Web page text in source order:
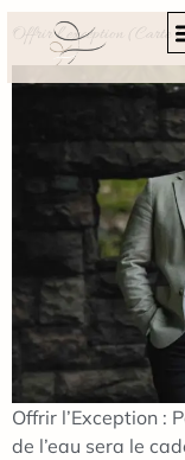
Offrir l’exception (Carte
Offrir l’Exception :
de l’eau sera le